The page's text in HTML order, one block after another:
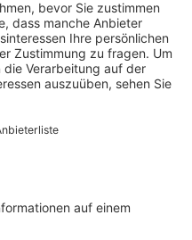
nicht als solchen
er werde überfallen.
Parkplatz ins Auto griff,
man wolle ihm das
habe er beschleunigt.